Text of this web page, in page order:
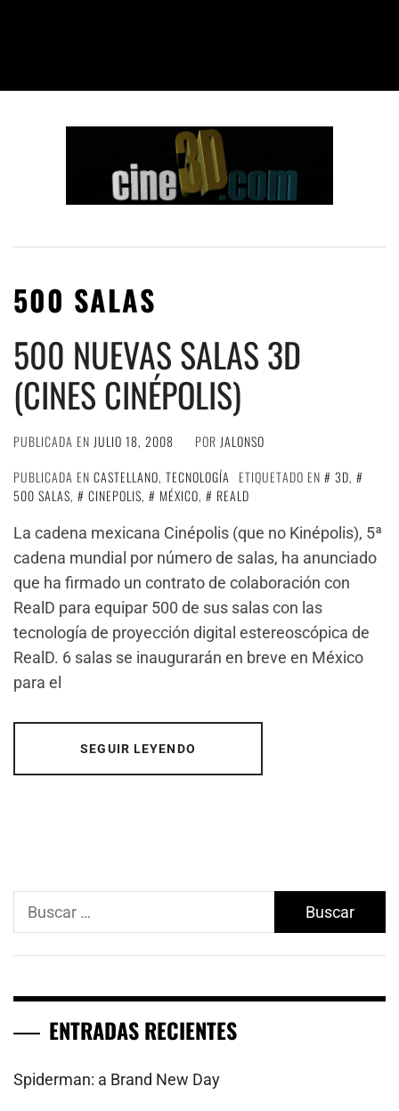
500 SALAS
500 NUEVAS SALAS 3D
(CINES CINÉPOLIS)
PUBLICADA EN JULIO 18, 2008 POR JALONSO
PUBLICADA EN CASTELLANO, TECNOLOGÍA ETIQUETADO EN 3D,
500 SALAS, CINEPOLIS, MÉXICO,
REALD
La cadena mexicana Cinépolis (que no Kinépolis), 5ª
cadena mundial por número de salas, ha anunciado
que ha firmado un contrato de colaboración con
RealD para equipar 500 de sus salas con las
tecnología de proyección digital estereoscópica de
RealD. 6 salas se inaugurarán en breve en México
para el
SEGUIR LEYENDO
Buscar:
ENTRADAS RECIENTES
Spiderman: a Brand New Day